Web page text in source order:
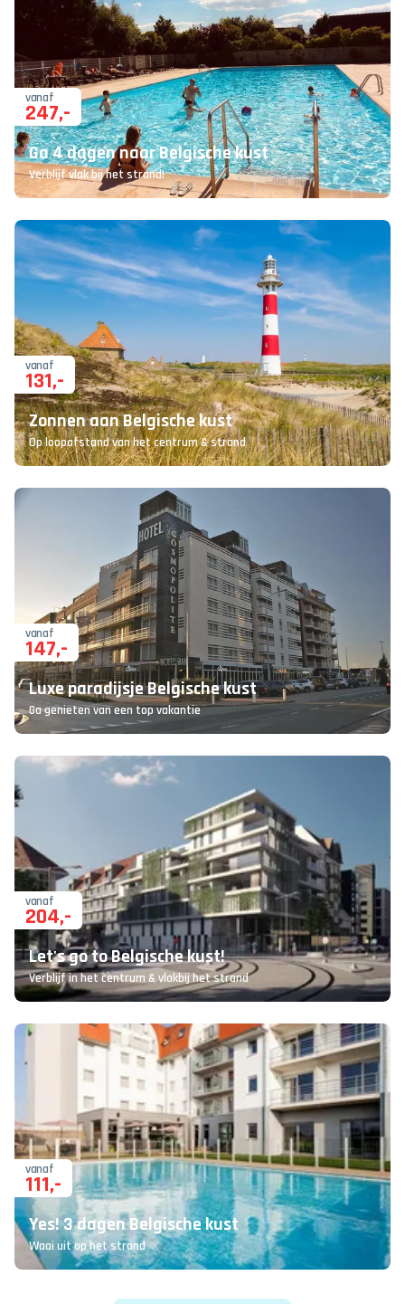
vanaf
247,-
Ga 4 dagen naar Belgische kust
Verblijf vlak bij het strand!
vanaf
131,-
Zonnen aan Belgische kust
Op loopafstand van het centrum & strand
vanaf
147,-
Luxe paradijsje Belgische kust
Ga genieten van een top vakantie
vanaf
204,-
Let's go to Belgische kust!
Verblijf in het centrum & vlakbij het strand
vanaf
111,-
Yes! 3 dagen Belgische kust
Waai uit op het strand